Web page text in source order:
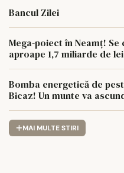
Bancul Zilei
Mega-poiect în Neamț!
aproape 1,7 miliarde de
Bomba energetică de
Bicaz! Un munte va
MAI MULTE STIRI